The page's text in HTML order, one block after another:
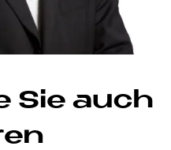
Sie auch